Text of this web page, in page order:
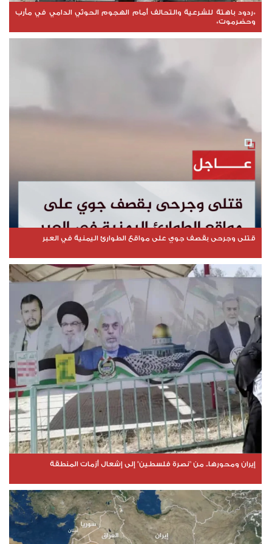
*ردود باهتة للشرعية والتحالف أمام الهجوم الحوثي الدامي في مأرب
وحضرموت*
قتلى وجرحى بقصف جوي على مواقع الطوارئ اليمنية في العبر
إيران ومحورها.. من "نصرة فلسطين" إلى إشعال أزمات المنطقة